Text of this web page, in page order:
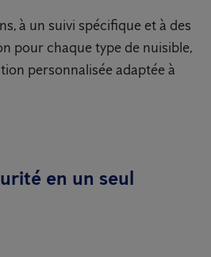
à un suivi spécifique et à des
pour chaque type de nuisible,
personnalisée adaptée à
en un seul